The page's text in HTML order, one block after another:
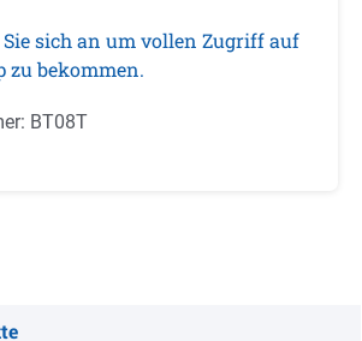
sich an um vollen Zugriff auf
zu bekommen.
BT08T